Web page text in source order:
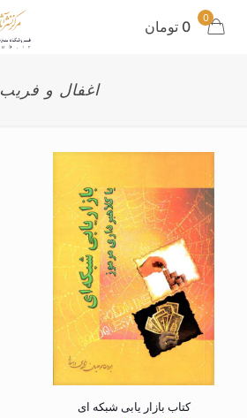
0 0 تومان
اغفال و فریب
کتاب بازار یابی شبکه ای